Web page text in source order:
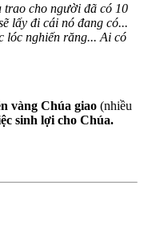
trao cho người đã có 10
lấy đi cái nó đang có...
lóc nghiến răng... Ai có
vàng Chúa giao (nhiều
sinh lợi cho Chúa.